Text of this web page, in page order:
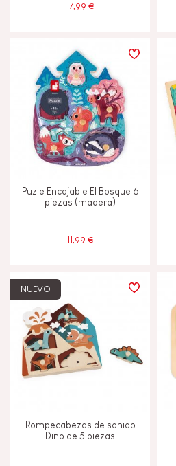
17,99 €
Puzle Encajable El Bosque 6
piezas (madera)
11,99 €
NUEVO
Rompecabezas de sonido
Dino de 5 piezas